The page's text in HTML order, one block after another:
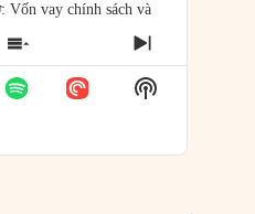
Vốn vay chính sách và
startup vay vốn
“phòng thí nghiệm”
SHOW
EPISODES
LIST
NEXT
EPISODE
Show
Podcast